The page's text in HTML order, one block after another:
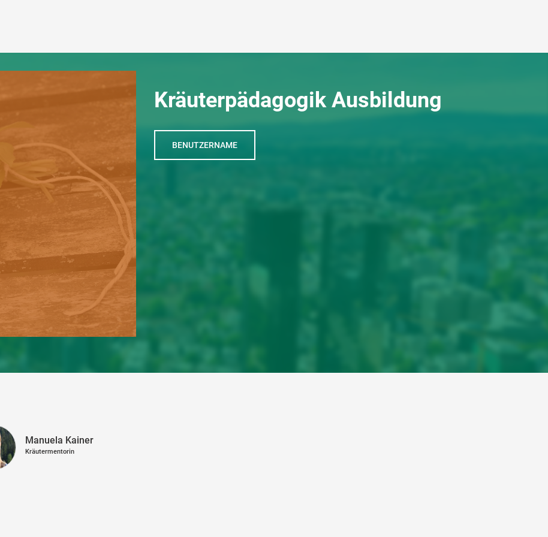
Kräuterpädagogik Ausbildung
BENUTZERNAME
Manuela Kainer
Kräutermentorin